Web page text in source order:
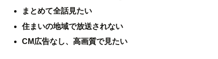
まとめて全話見たい
住まいの地域で放送されない
CM広告なし、高画質で見たい